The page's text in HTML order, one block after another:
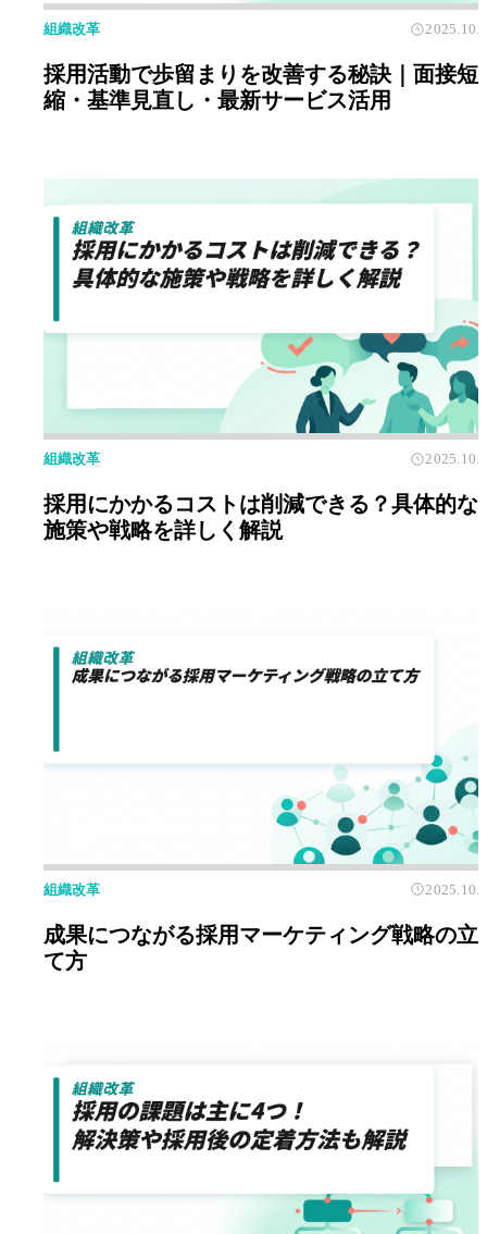
組織改革
採用活動で歩留まりを改善する秘訣｜面接短
縮・基準見直し・最新サービス活用
組織改革
採用にかかるコストは削減できる？具体的な
施策や戦略を詳しく解説
組織改革
成果につながる採用マーケティング戦略の立
て方